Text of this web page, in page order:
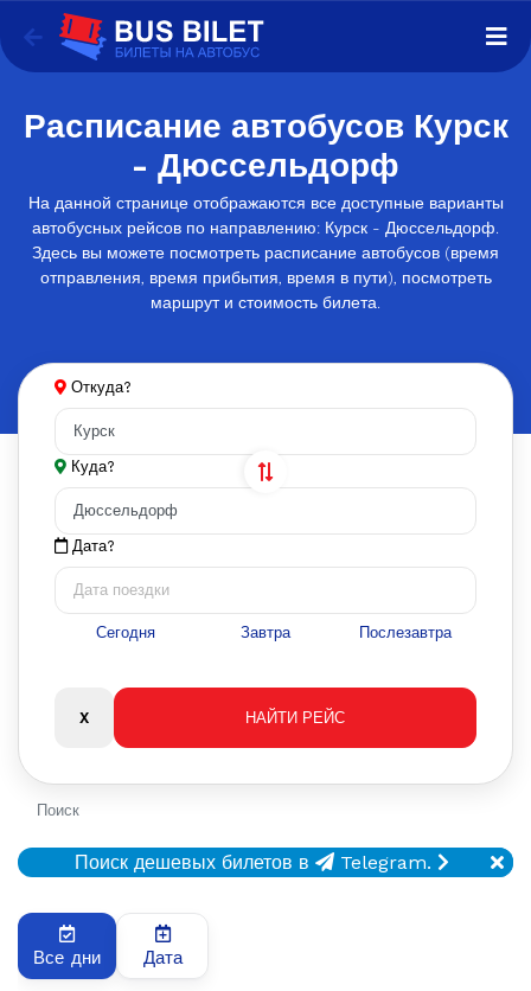
Расписание автобусов Курск
- Дюссельдорф
На данной странице отображаются все доступные варианты
автобусных рейсов по направлению: Курск - Дюссельдорф.
Здесь вы можете посмотреть расписание автобусов (время
отправления, время прибытия, время в пути), посмотреть
маршрут и стоимость билета.
Откуда?
Куда?
Дата?
Сегодня Завтра Послезавтра
Поиск
Поиск дешевых билетов в Telegram.
Все дни Дата